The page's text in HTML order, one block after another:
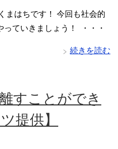
まはちです！ 今回も社会的
ていきましょう！ ・・・
続きを読む
すことができ
提供】